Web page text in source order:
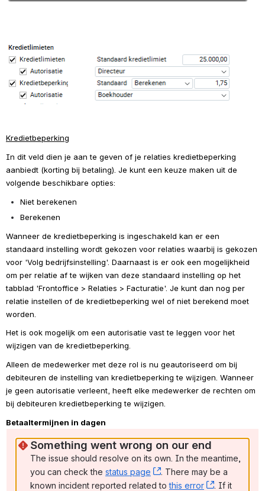
Open
Kredietbeperking
In dit veld dien je aan te geven of je relaties kredietbeperking
aanbiedt (korting bij betaling). Je kunt een keuze maken uit de
volgende beschikbare opties:
Niet berekenen
Berekenen
Wanneer de kredietbeperking is ingeschakeld kan er een
standaard instelling wordt gekozen voor relaties waarbij is gekozen
voor 'Volg bedrijfsinstelling'. Daarnaast is er ook een mogelijkheid
om per relatie af te wijken van deze standaard instelling op het
tabblad 'Frontoffice > Relaties > Facturatie'. Je kunt dan nog per
relatie instellen of de kredietbeperking wel of niet berekend moet
worden.
Het is ook mogelijk om een autorisatie vast te leggen voor het
wijzigen van de kredietbeperking.
Alleen de medewerker met deze rol is nu geautoriseerd om bij
debiteuren de instelling van kredietbeperking te wijzigen. Wanneer
je geen autorisatie verleent, heeft elke medewerker de rechten om
bij debiteuren kredietbeperking te wijzigen.
Betaaltermijnen in dagen
Something went wrong on our end
The issue should resolve on its own. In the meantime,
you can check the status page , (opens new window)
. There may be a
known incident reported related to this error , (opens
. If it